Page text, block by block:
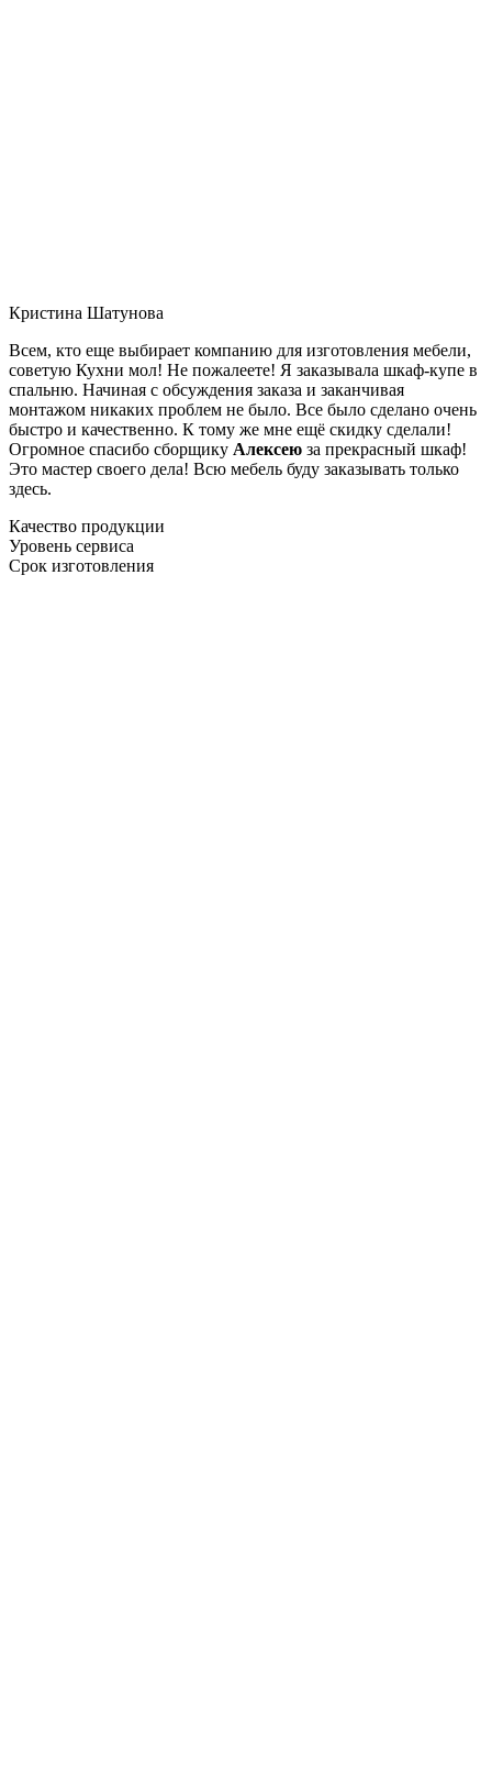
Кристина Шатунова
Всем, кто еще выбирает компанию для изготовления мебели,
советую Кухни мол! Не пожалеете! Я заказывала шкаф-купе в
спальню. Начиная с обсуждения заказа и заканчивая
монтажом никаких проблем не было. Все было сделано очень
быстро и качественно. К тому же мне ещё скидку сделали!
Огромное спасибо сборщику Алексею за прекрасный шкаф!
Это мастер своего дела! Всю мебель буду заказывать только
здесь.
Качество продукции
Уровень сервиса
Срок изготовления